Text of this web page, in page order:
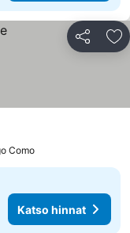
Jaa
Como
Katso hinnat